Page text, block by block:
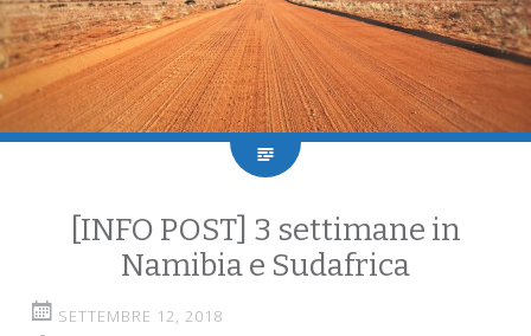
[INFO POST] 3 settimane in
Namibia e Sudafrica
SETTEMBRE 12, 2018